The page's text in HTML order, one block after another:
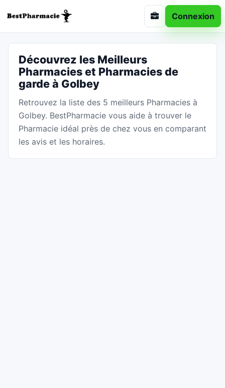
Connexion
Découvrez les Meilleurs
Pharmacies et Pharmacies de
garde à Golbey
Retrouvez la liste des 5 meilleurs Pharmacies à
Golbey. BestPharmacie vous aide à trouver le
Pharmacie idéal près de chez vous en comparant
les avis et les horaires.